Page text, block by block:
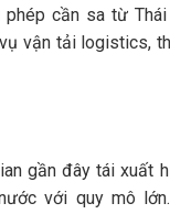
phép cần sa từ
vận tải logistics,
gần đây tái xuất
với quy mô